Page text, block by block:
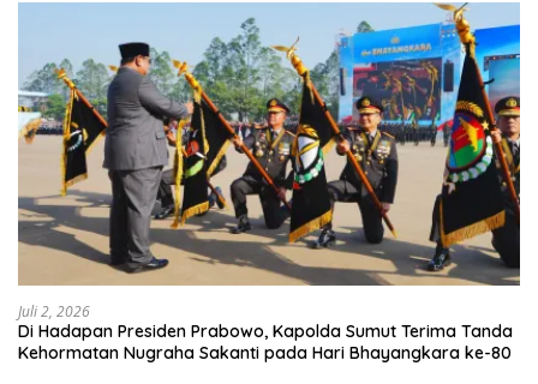
Juli 2, 2026
Di Hadapan Presiden Prabowo, Kapolda Sumut Terima Tanda
Kehormatan Nugraha Sakanti pada Hari Bhayangkara ke-80